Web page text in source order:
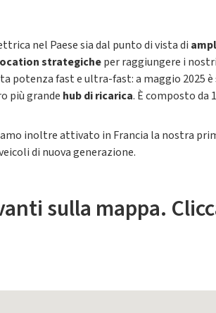
nel Paese sia dal punto di vista di
strategicheper raggiungere i
potenza fast e ultra-fast: a maggio 2025
più grande hub di ricarica. È composto da
inoltre attivato in Francia la nostra
di nuova generazione.
sulla mappa.